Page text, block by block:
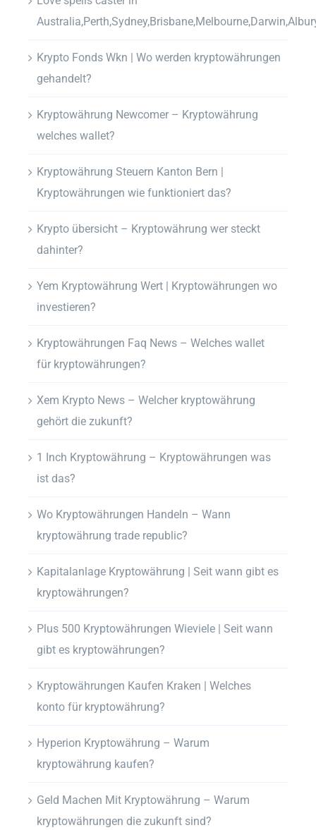
Krypto Fonds Wkn | Wo werden kryptowährungen
gehandelt?
Kryptowährung Newcomer – Kryptowährung
welches wallet?
Kryptowährung Steuern Kanton Bern |
Kryptowährungen wie funktioniert das?
Krypto übersicht – Kryptowährung wer steckt
dahinter?
Yem Kryptowährung Wert | Kryptowährungen wo
investieren?
Kryptowährungen Faq News – Welches wallet
für kryptowährungen?
Xem Krypto News – Welcher kryptowährung
gehört die zukunft?
1 Inch Kryptowährung – Kryptowährungen was
ist das?
Wo Kryptowährungen Handeln – Wann
kryptowährung trade republic?
Kapitalanlage Kryptowährung | Seit wann gibt es
kryptowährungen?
Plus 500 Kryptowährungen Wieviele | Seit wann
gibt es kryptowährungen?
Kryptowährungen Kaufen Kraken | Welches
konto für kryptowährung?
Hyperion Kryptowährung – Warum
kryptowährung kaufen?
Geld Machen Mit Kryptowährung – Warum
kryptowährungen die zukunft sind?